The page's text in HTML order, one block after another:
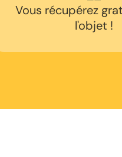
Vous récupérez
l'objet !